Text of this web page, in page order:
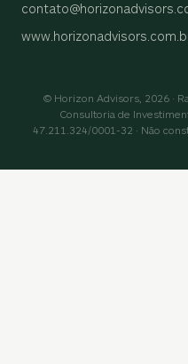
© Horizon Advisors, 2026 ·
Consultoria de
47.211.324/0001-32 · Não